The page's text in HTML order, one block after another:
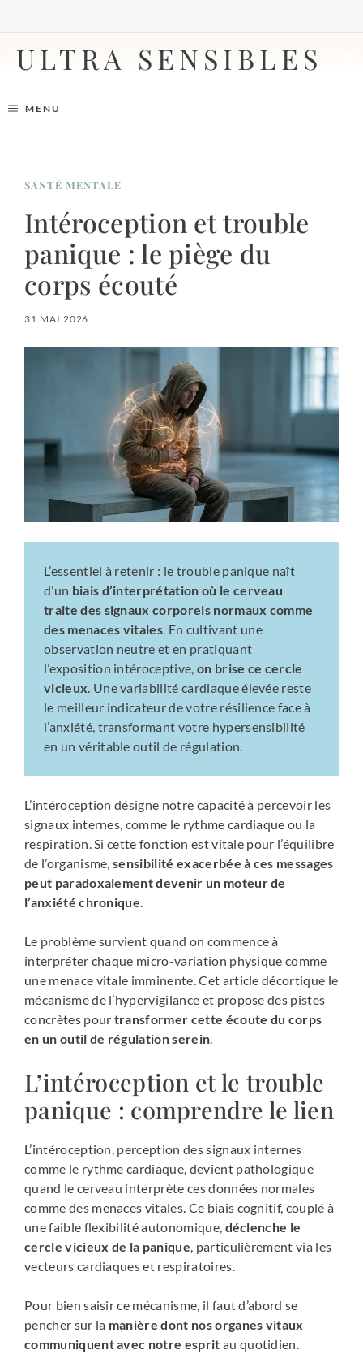
contenu
ULTRA SENSIBLES
MENU
SANTÉ MENTALE
Intéroception et trouble
panique : le piège du
corps écouté
31 MAI 2026
L’essentiel à retenir : le trouble panique naît
d’un biais d’interprétation où le cerveau
traite des signaux corporels normaux comme
des menaces vitales. En cultivant une
observation neutre et en pratiquant
l’exposition intéroceptive, on brise ce cercle
vicieux. Une variabilité cardiaque élevée reste
le meilleur indicateur de votre résilience face à
l’anxiété, transformant votre hypersensibilité
en un véritable outil de régulation.
L’intéroception désigne notre capacité à percevoir les
signaux internes, comme le rythme cardiaque ou la
respiration. Si cette fonction est vitale pour l’équilibre
de l’organisme,sensibilité exacerbée à ces messages
peut paradoxalement devenir un moteur de
l’anxiété chronique.
Le problème survient quand on commence à
interpréter chaque micro-variation physique comme
une menace vitale imminente. Cet article décortique le
mécanisme de l’hypervigilance et propose des pistes
concrètes pour transformer cette écoute du corps
en un outil de régulation serein.
L’intéroception et le trouble
panique : comprendre le lien
L’intéroception, perception des signaux internes
comme le rythme cardiaque, devient pathologique
quand le cerveau interprète ces données normales
comme des menaces vitales. Ce biais cognitif, couplé à
une faible flexibilité autonomique, déclenche le
cercle vicieux de la panique, particulièrement via les
vecteurs cardiaques et respiratoires.
Pour bien saisir ce mécanisme, il faut d’abord se
pencher sur la manière dont nos organes vitaux
communiquent avec notre esprit au quotidien.